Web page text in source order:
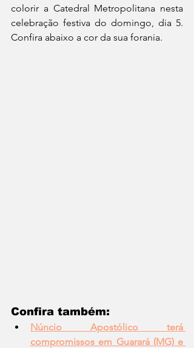
colorir a Catedral Metropolitana nesta
celebração festiva do domingo, dia 5.
Confira abaixo a cor da sua forania.
Confira também:
Núncio Apostólico terá
compromissos em Guarará (MG) e